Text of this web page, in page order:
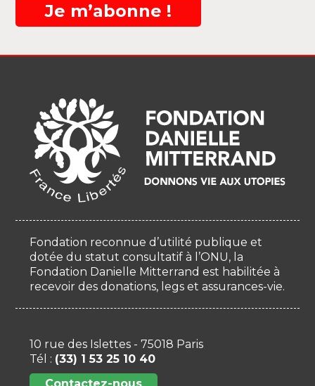
Je m’abonne !
Fondation reconnue d’utilité publique et
dotée du statut consultatif à l’ONU, la
Fondation Danielle Mitterrand est habilitée à
recevoir des donations, legs et assurances-vie.
10 rue des Islettes - 75018 Paris
Tél : (33) 1 53 25 10 40